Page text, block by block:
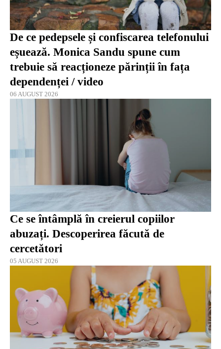
De ce pedepsele și confiscarea telefonului
eșuează. Monica Sandu spune cum
trebuie să reacționeze părinții în fața
dependenței / video
06 AUGUST 2026
Ce se întâmplă în creierul copiilor
abuzați. Descoperirea făcută de
cercetători
05 AUGUST 2026